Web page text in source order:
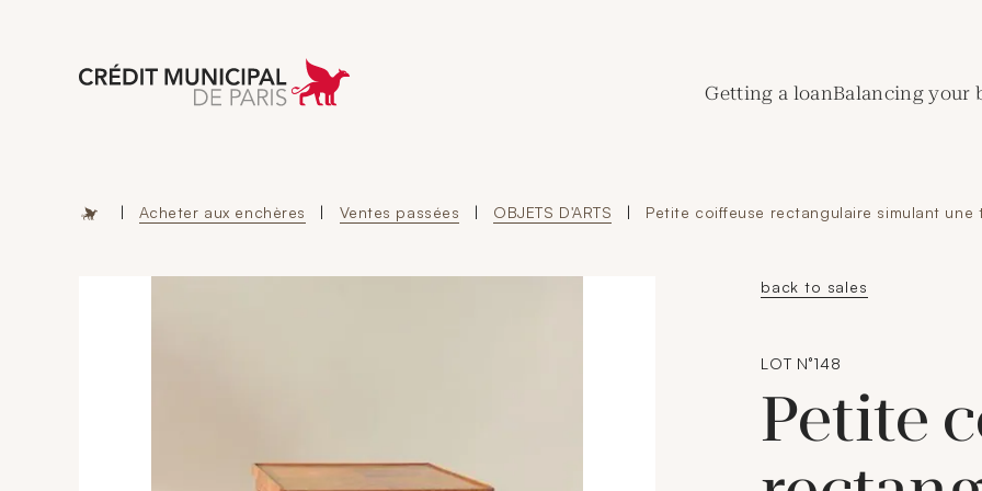
Aller à l'accueil de Crédit Municipal de Paris
Getting a loanBalancing your
| Acheter aux enchères | Ventes passées | OBJETS D'ARTS | Petite coiffeuse rectangulaire simulant une
back to sales
LOT N°148
Petite